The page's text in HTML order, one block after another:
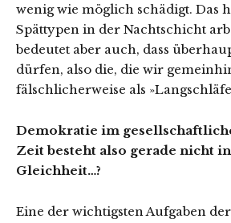
wenig wie möglich schädigt. Das
Spättypen in der Nachtschicht
bedeutet aber auch, dass
dürfen, also die, die wir
fälschlicherweise als
Demokratie im
Zeit besteht also gerade nicht
Gleichheit…?
Eine der wichtigsten Aufgaben